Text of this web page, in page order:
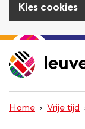
Kies cookies
Overslaan
en
naar
inhoud
gaan
Home Vrije tijd